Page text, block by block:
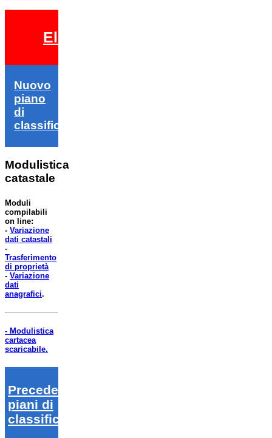
Elezioni 2026
Nuovo
piano
di
classifica
Modulistica
catastale
Moduli
compilabili
on line:
- Variazione
dati catastali
-
Trasferimento
di proprietà
- Variazione
dati
anagrafici.
- Modulistica
cartacea
scaricabile.
Precedenti
piani di
classifica